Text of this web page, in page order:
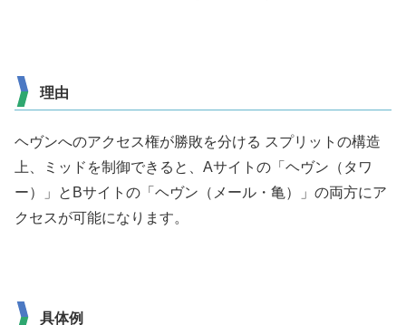
理由
ヘヴンへのアクセス権が勝敗を分ける スプリットの構造
上、ミッドを制御できると、Aサイトの「ヘヴン（タワ
ー）」とBサイトの「ヘヴン（メール・亀）」の両方にア
クセスが可能になります。
具体例